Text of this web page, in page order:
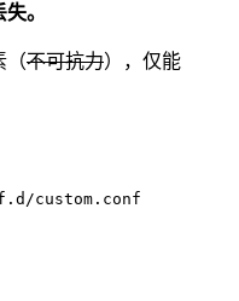
。
（不可抗力），仅能
custom.conf